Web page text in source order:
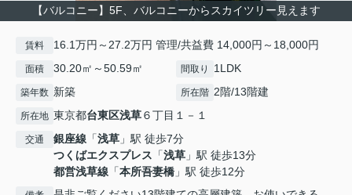
【バルコニー】5F、バルコニーからスカイツリー見えます
賃料 16.1万円～27.2万円 管理/共益費 14,000円～18,000円
面積 30.20㎡～50.59㎡ 間取り 1LDK
築年数 新築 所在階 2階/13階建
所在地 東京都台東区浅草６丁目１－１
交通 銀座線 「浅草 」駅 徒歩7分
つくばエクスプレス 「浅草 」駅 徒歩13分
都営浅草線 「本所吾妻橋 」駅 徒歩12分